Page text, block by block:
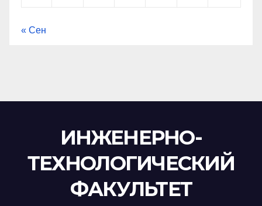
« Сен
ИНЖЕНЕРНО-
ТЕХНОЛОГИЧЕСКИЙ
ФАКУЛЬТЕТ